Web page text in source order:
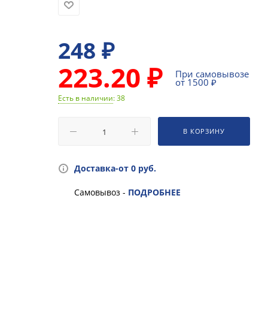
248 ₽
223.20 ₽ При самовывозе
от 1500 ₽
Есть в наличии: 38
В КОРЗИНУ
Доставка-от 0 руб.
Самовывоз - ПОДРОБНЕЕ